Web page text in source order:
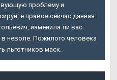
проблему и
правое сейчас данная
изменила ли вас
неволе. Пожилого человека
льготников маск.